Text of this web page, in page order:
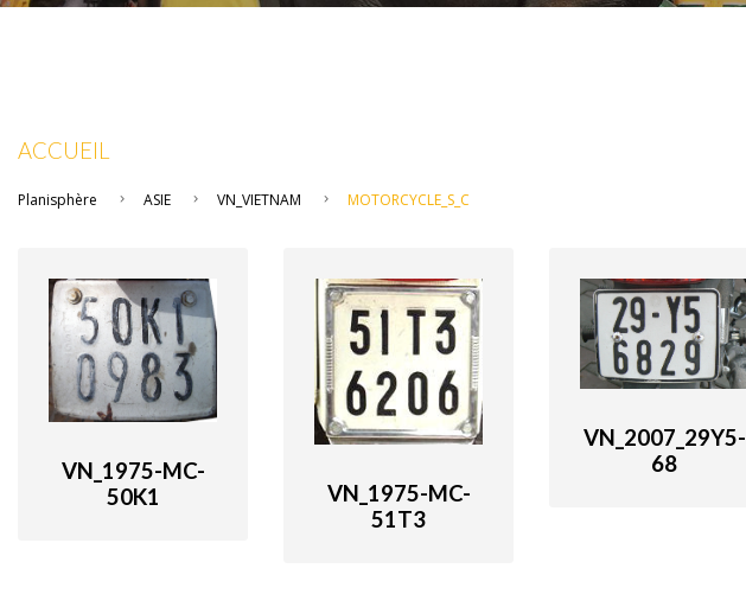
ACCUEIL
Planisphère ASIE VN_VIETNAM MOTORCYCLE_S_C
VN_1975-MC-
50K1
VN_1975-MC-
51T3
VN_2007_29Y5-
68